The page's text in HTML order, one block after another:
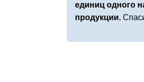
единиц одного
продукции.